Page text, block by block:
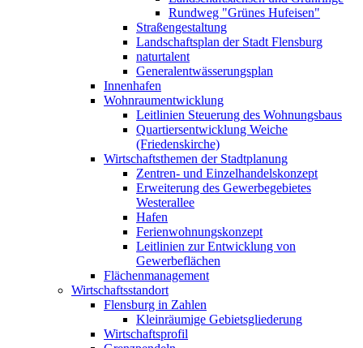
Rundweg "Grünes Hufeisen"
Straßengestaltung
Landschaftsplan der Stadt Flensburg
naturtalent
Generalentwässerungsplan
Innenhafen
Wohnraumentwicklung
Leitlinien Steuerung des Wohnungsbaus
Quartiersentwicklung Weiche
(Friedenskirche)
Wirtschaftsthemen der Stadtplanung
Zentren- und Einzelhandelskonzept
Erweiterung des Gewerbegebietes
Westerallee
Hafen
Ferienwohnungskonzept
Leitlinien zur Entwicklung von
Gewerbeflächen
Flächenmanagement
Wirtschaftsstandort
Flensburg in Zahlen
Kleinräumige Gebietsgliederung
Wirtschaftsprofil